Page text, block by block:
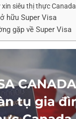
siêu thị thực Canada
hữu Super Visa
gặp về Super Visa